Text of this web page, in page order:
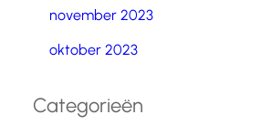
november 2023
oktober 2023
Categorieën